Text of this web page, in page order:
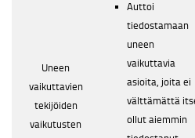
Uneen
vaikuttavien
tekijöiden
vaikutusten
Auttoi
tiedostamaan
uneen
vaikuttavia
asioita, joita ei
välttämättä
ollut aiemmin